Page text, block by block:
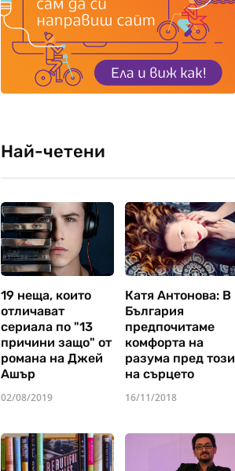
Най-четени
19 неща, които
отличават
сериала по "13
причини защо" от
романа на Джей
Ашър
02/08/2019
Катя Антонова: В
България
предпочитаме
комфорта на
разума пред този
на сърцето
16/11/2018